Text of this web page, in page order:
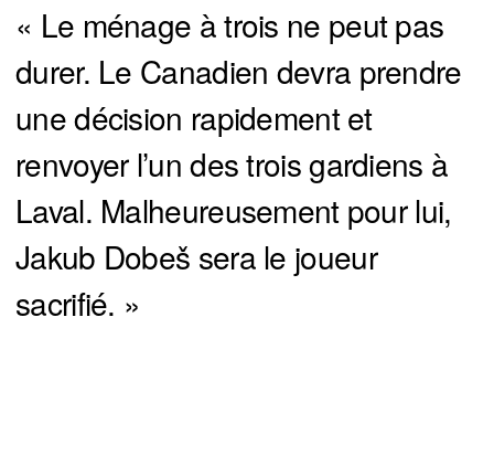
« Le ménage à trois ne peut pas
durer. Le Canadien devra prendre
une décision rapidement et
renvoyer l’un des trois gardiens à
Laval. Malheureusement pour lui,
Jakub Dobeš sera le joueur
sacrifié. »